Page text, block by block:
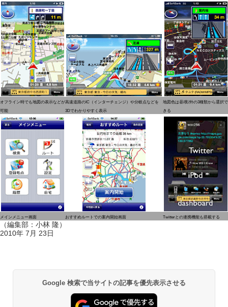
オフライン時でも地図の表示などが
可能
高速道路のIC（インターチェンジ）や分岐点などを
3Dでわかりやすく表示
地図色は昼/夜/外の3種類から選択で
きる
メインメニュー画面 おすすめルートでの案内開始画面 Twitterとの連携機能も搭載する
（編集部：小林 隆）
2010年 7月 23日
Google 検索で当サイトの記事を優先表示させる